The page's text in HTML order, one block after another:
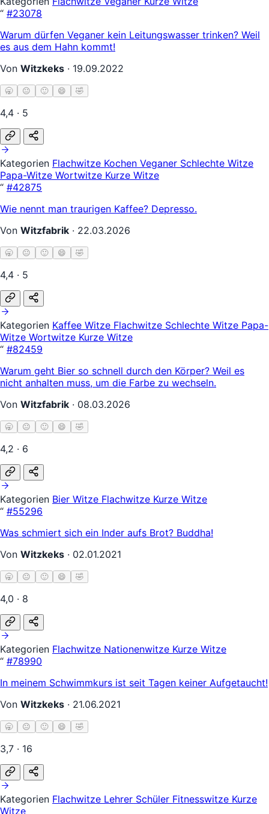
“ #23078
Warum dürfen Veganer kein Leitungswasser trinken? Weil
es aus dem Hahn kommt!
Von Witzkeks · 19.09.2022
🥱 😐 🙂 😄 🤣
4,4 · 5
Kategorien Flachwitze Kochen Veganer Schlechte Witze
Papa-Witze Wortwitze Kurze Witze
“ #42875
Wie nennt man traurigen Kaffee? Depresso.
Von Witzfabrik · 22.03.2026
🥱 😐 🙂 😄 🤣
4,4 · 5
Kategorien Kaffee Witze Flachwitze Schlechte Witze Papa-
Witze Wortwitze Kurze Witze
“ #82459
Warum geht Bier so schnell durch den Körper? Weil es
nicht anhalten muss, um die Farbe zu wechseln.
Von Witzfabrik · 08.03.2026
🥱 😐 🙂 😄 🤣
4,2 · 6
Kategorien Bier Witze Flachwitze Kurze Witze
“ #55296
Was schmiert sich ein Inder aufs Brot? Buddha!
Von Witzkeks · 02.01.2021
🥱 😐 🙂 😄 🤣
4,0 · 8
Kategorien Flachwitze Nationenwitze Kurze Witze
“ #78990
In meinem Schwimmkurs ist seit Tagen keiner Aufgetaucht!
Von Witzkeks · 21.06.2021
🥱 😐 🙂 😄 🤣
3,7 · 16
Kategorien Flachwitze Lehrer Schüler Fitnesswitze Kurze
Witze